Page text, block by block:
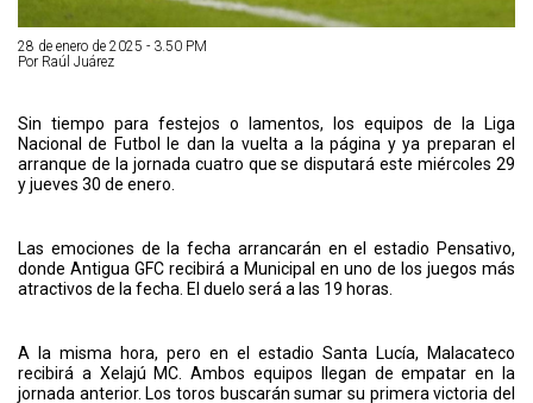
28 de enero de 2025 - 3.50 PM
Por Raúl Juárez
Sin tiempo para festejos o lamentos, los equipos de la Liga
Nacional de Futbol le dan la vuelta a la página y ya preparan el
arranque de la jornada cuatro que se disputará este miércoles 29
y jueves 30 de enero.
Las emociones de la fecha arrancarán en el estadio Pensativo,
donde Antigua GFC recibirá a Municipal en uno de los juegos más
atractivos de la fecha. El duelo será a las 19 horas.
A la misma hora, pero en el estadio Santa Lucía, Malacateco
recibirá a Xelajú MC. Ambos equipos llegan de empatar en la
jornada anterior. Los toros buscarán sumar su primera victoria del